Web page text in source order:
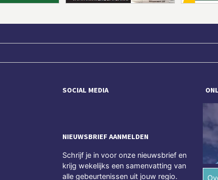
SOCIAL MEDIA
NIEUWSBRIEF AANMELDEN
Schrijf je in voor onze nieuwsbrief en
krijg wekelijks een samenvatting van
alle gebeurtenissen uit jouw regio.